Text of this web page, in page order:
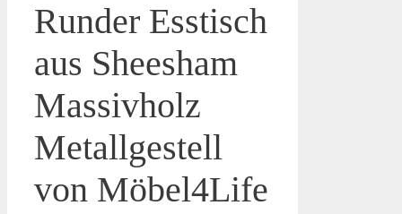
Runder Esstisch
aus Sheesham
Massivholz
Metallgestell
von Möbel4Life